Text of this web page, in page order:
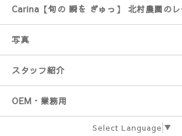
Carina【旬の 瞬を ぎゅっ】 北村農園のレ
写真
スタッフ紹介
OEM・業務用
Select Language ▼